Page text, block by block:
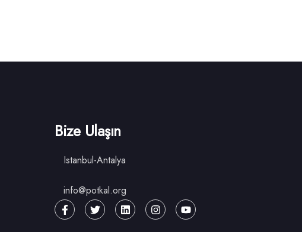
Bize Ulaşın
Istanbul-Antalya
info@potkal.org